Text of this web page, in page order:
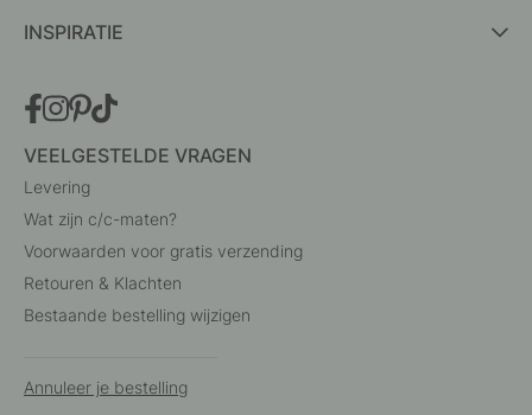
INSPIRATIE
VEELGESTELDE VRAGEN
Levering
Wat zijn c/c-maten?
Voorwaarden voor gratis verzending
Retouren & Klachten
Bestaande bestelling wijzigen
Annuleer je bestelling